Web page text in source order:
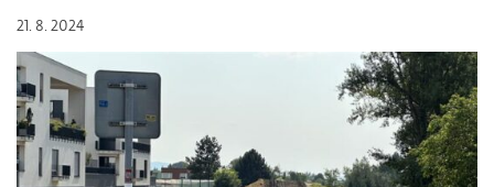
21. 8. 2024